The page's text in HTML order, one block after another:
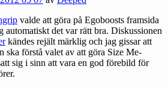
valde att göra på Egoboosts framsida
automatiskt det var rätt bra. Diskussionen
kändes rejält märklig och jag gissar att
ska förstå valet av att göra Size Me-
sig i sinn att vara en god förebild för